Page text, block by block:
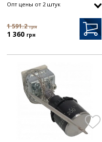
Опт цены от 2 штук
1 591.2 грн
1 360 грн